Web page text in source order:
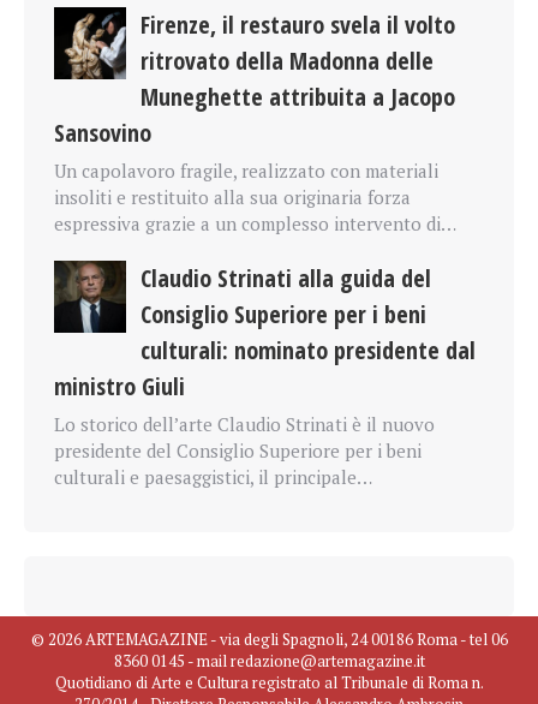
Firenze, il restauro svela il volto
ritrovato della Madonna delle
Muneghette attribuita a Jacopo
Sansovino
Un capolavoro fragile, realizzato con materiali
insoliti e restituito alla sua originaria forza
espressiva grazie a un complesso intervento di…
Claudio Strinati alla guida del
Consiglio Superiore per i beni
culturali: nominato presidente dal
ministro Giuli
Lo storico dell’arte Claudio Strinati è il nuovo
presidente del Consiglio Superiore per i beni
culturali e paesaggistici, il principale…
© 2026 ARTEMAGAZINE - via degli Spagnoli, 24 00186 Roma - tel 06
8360 0145 - mail redazione@artemagazine.it
Quotidiano di Arte e Cultura registrato al Tribunale di Roma n.